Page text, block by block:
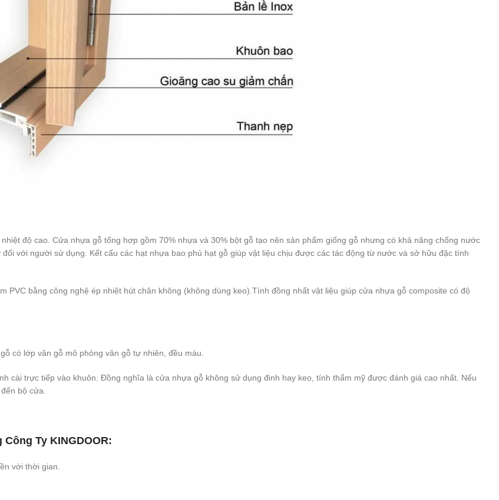
độ cao. Cửa nhựa gỗ tổng hợp gồm 70% nhựa và 30% bột gỗ tạo nên sản phẩm giống gỗ nhưng có khả năng chống nước
với người sử dụng. Kết cấu các hạt nhựa bao phủ hạt gỗ giúp vật liệu chịu được các tác động từ nước và sở hữu đặc tính
PVC bằng công nghệ ép nhiệt hút chân không (không dùng keo).Tính đồng nhất vật liệu giúp cửa nhựa gỗ composite có độ
có lớp vân gỗ mô phỏng vân gỗ tự nhiên, đều màu.
cài trực tiếp vào khuôn. Đồng nghĩa là cửa nhựa gỗ không sử dụng đinh hay keo, tính thẩm mỹ được đánh giá cao nhất. Nếu
bộ cửa.
Công Ty KINGDOOR:
với thời gian.